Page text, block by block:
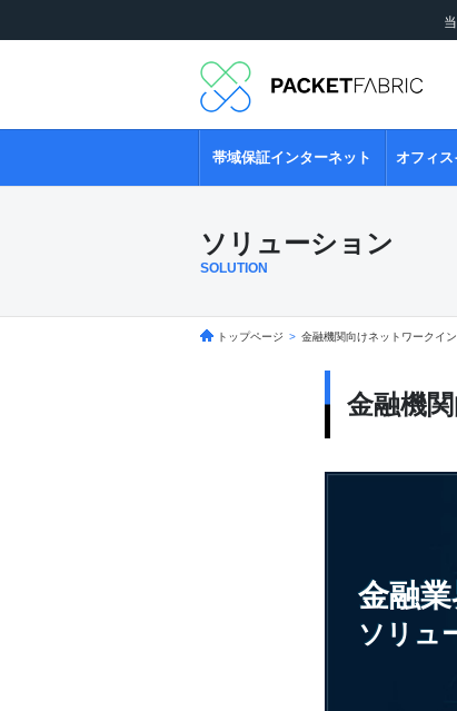
帯域保証インターネット オフィス
ソリューション
SOLUTION
トップページ > 金融機関向けネットワークイ
金融機
金融
ソリュ